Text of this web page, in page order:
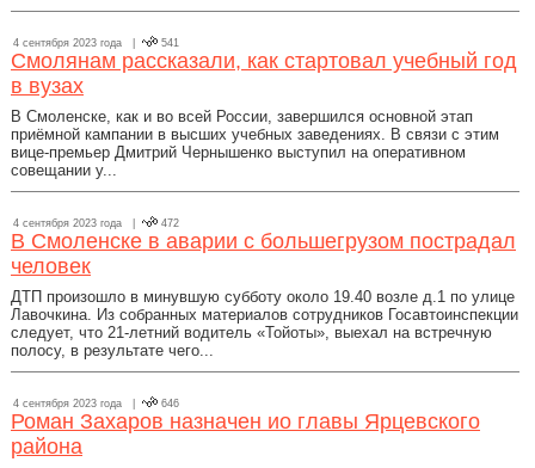
4 сентября 2023 года | 541
Смолянам рассказали, как стартовал учебный год
в вузах
В Смоленске, как и во всей России, завершился основной этап
приёмной кампании в высших учебных заведениях. В связи с этим
вице-премьер Дмитрий Чернышенко выступил на оперативном
совещании у...
4 сентября 2023 года | 472
В Смоленске в аварии с большегрузом пострадал
человек
ДТП произошло в минувшую субботу около 19.40 возле д.1 по улице
Лавочкина. Из собранных материалов сотрудников Госавтоинспекции
следует, что 21-летний водитель «Тойоты», выехал на встречную
полосу, в результате чего...
4 сентября 2023 года | 646
Роман Захаров назначен ио главы Ярцевского
района